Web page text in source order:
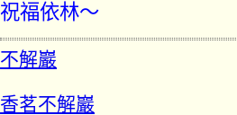
祝福依林～
不解巖
香茗不解巖